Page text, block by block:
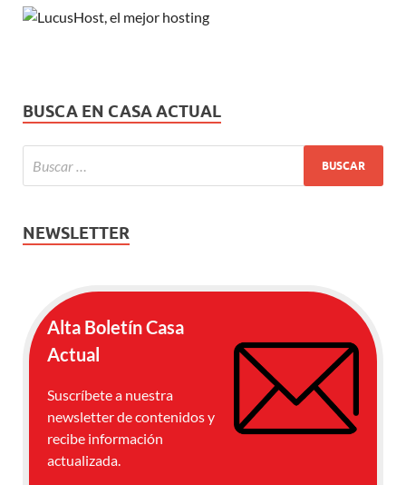
BUSCA EN CASA ACTUAL
NEWSLETTER
Alta Boletín Casa
Actual
Suscríbete a nuestra
newsletter de contenidos y
recibe información
actualizada.